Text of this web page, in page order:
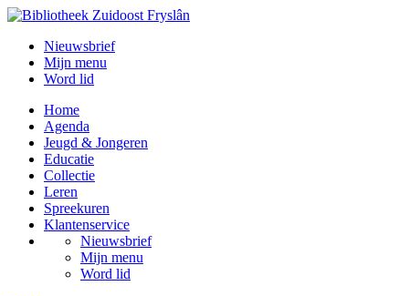
Nieuwsbrief
Mijn menu
Word lid
Home
Agenda
Jeugd & Jongeren
Educatie
Collectie
Leren
Spreekuren
Klantenservice
Nieuwsbrief
Mijn menu
Word lid